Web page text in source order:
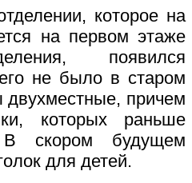
которое на
на первом этаже
появился
не было в старом
двухместные, причем
которых раньше
скором будущем
для детей.